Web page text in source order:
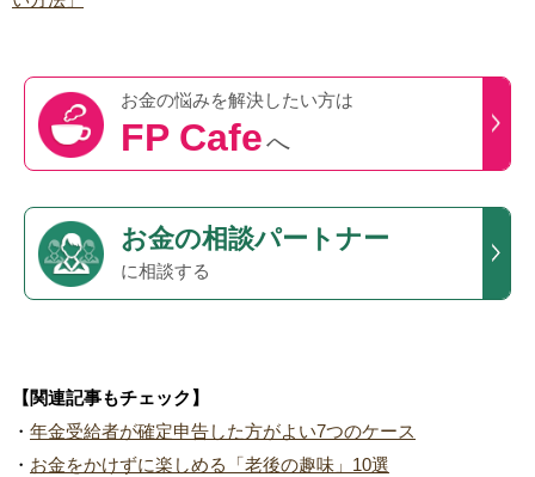
お金の悩みを解決したい方は
FP Cafeへ
お金の相談パートナー
に相談する
【関連記事もチェック】
・ 年金受給者が確定申告した方がよい7つのケース
・ お金をかけずに楽しめる「老後の趣味」10選